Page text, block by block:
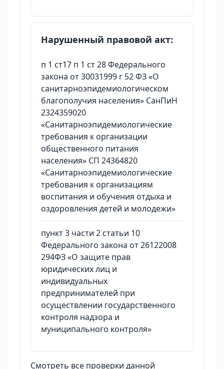
Нарушенный правовой акт:
п 1 ст17 п 1 ст 28 Федерального
закона от 30031999 г 52 ФЗ «О
санитарноэпидемиологическом
благополучия населения» СанПиН
2324359020
«Санитарноэпидемиологические
требования к организации
общественного питания
населения» СП 24364820
«Санитарноэпидемиологические
требования к организациям
воспитания и обучения отдыха и
оздоровления детей и молодежи»
пункт 3 части 2 статьи 10
Федерального закона от 26122008
294ФЗ «О защите прав
юридических лиц и
индивидуальных
предпринимателей при
осуществлении государственного
контроля надзора и
муниципального контроля»
Смотреть все проверки данной